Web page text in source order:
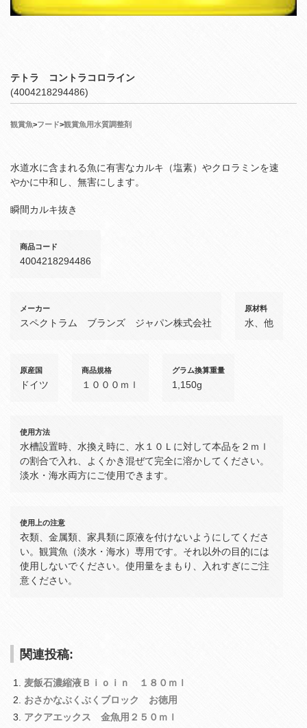
テトラ コントラコロライン
(4004218294486)
観賞魚>フード>観賞魚用水質調整剤
水道水に含まれる魚に有害なカルキ（塩素）やクロラミンを速
やかに中和し、無害にします。
瞬間カルキ抜き
商品コード
4004218294486
メーカー
スペクトラム ブランズ ジャパン株式会社
原材料
水、他
原産国
ドイツ
商品規格
１０００ｍｌ
グラム換算重量
1,150g
使用方法
水槽設置時、水換え時に、水１０Ｌに対して本品を２ｍｌ
の割合で入れ、よくかき混ぜて完全に溶かしてください。
淡水・海水両方にご使用できます。
使用上の注意
衣類、金属類、家具類に原液を付けないようにしてくださ
い。観賞魚（淡水・海水）専用です。それ以外の目的には
使用しないでください。使用量をまもり、入れすぎにご注
意ください。
関連投稿:
麦飯石濃縮液Ｂｉｏｉｎ １８０ｍｌ
おさかなぶくぶくブロック お徳用
アクアエックス 金魚用２５０ｍｌ